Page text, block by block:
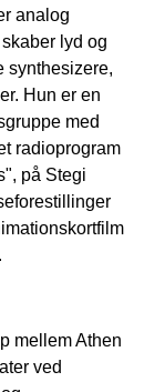
analog
skaber lyd og
synthesizere,
Hun er en
med
radioprogram
på Stegi
mellem Athen
ved